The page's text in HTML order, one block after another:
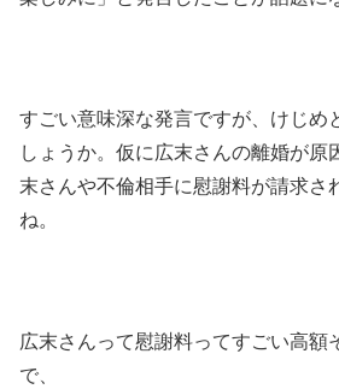
すごい意味深な発言ですが、けじめ
しょうか。仮に広末さんの離婚が原
末さんや不倫相手に慰謝料が請求さ
ね。
広末さんって慰謝料ってすごい高額
で、